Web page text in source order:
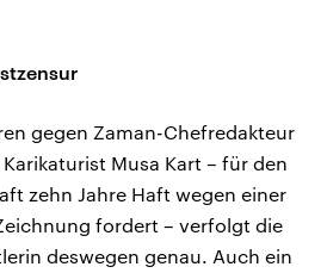
gegen Zaman-Chefredakteur
Musa Kart – für den
zehn Jahre Haft wegen einer
fordert – verfolgt die
deswegen genau. Auch ein